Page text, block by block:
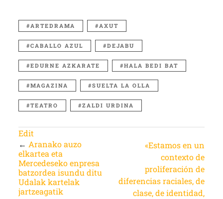
ARTEDRAMA AXUT
CABALLO AZUL DEJABU
EDURNE AZKARATE HALA BEDI BAT
MAGAZINA SUELTA LA OLLA
TEATRO ZALDI URDINA
Edit
← Aranako auzo
elkartea eta
Mercedeseko enpresa
batzordea isundu ditu
Udalak kartelak
jartzeagatik
«Estamos en un
contexto de
proliferación de
diferencias raciales, de
clase, de identidad,